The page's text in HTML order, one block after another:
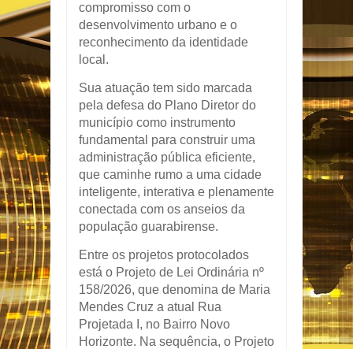
compromisso com o
desenvolvimento urbano e o
reconhecimento da identidade
local.
Sua atuação tem sido marcada
pela defesa do Plano Diretor do
município como instrumento
fundamental para construir uma
administração pública eficiente,
que caminhe rumo a uma cidade
inteligente, interativa e plenamente
conectada com os anseios da
população guarabirense.
Entre os projetos protocolados
está o Projeto de Lei Ordinária nº
158/2026, que denomina de Maria
Mendes Cruz a atual Rua
Projetada I, no Bairro Novo
Horizonte. Na sequência, o Projeto